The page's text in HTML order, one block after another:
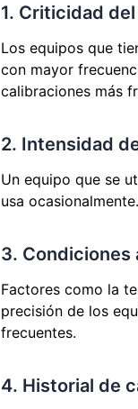
1. Criticidad
Los equipos que
con mayor
calibraciones más
2. Intensidad
Un equipo que se
usa
3. Condiciones
Factores como la
precisión de los
frecuentes.
4. Historial de